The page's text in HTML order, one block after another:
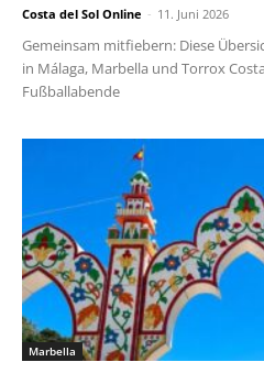
Costa del Sol Online - 11. Juni 2026
Gemeinsam mitfiebern: Diese
in Málaga, Marbella und Torrox
Fußballabende
Marbella